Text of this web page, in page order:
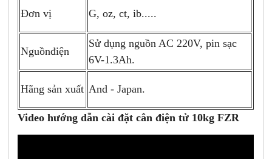
Đơn vị G, oz, ct, ib.....
Nguồnđiện
Sử dụng nguồn AC 220V, pin sạc
6V-1.3Ah.
Hãng sản xuất And - Japan.
Video hướng dẫn cài đặt cân điện tử 10kg FZR